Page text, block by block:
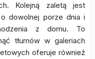
Kolejną zaletą jest
dowolnej porze dnia i
z domu. To
tłumów w galeriach
oferuje również